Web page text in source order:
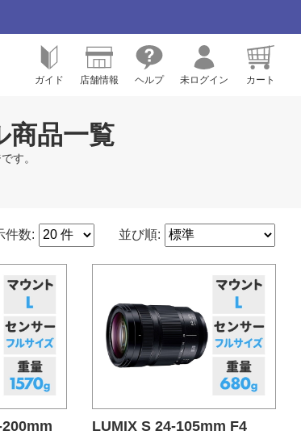
ガイド 店舗情報 ヘルプ 未ログイン カート
商品一覧
す。
並び順:
件数:
LUMIX S 24-105mm F4